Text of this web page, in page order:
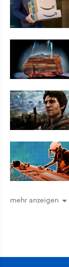
mehr anzeigen